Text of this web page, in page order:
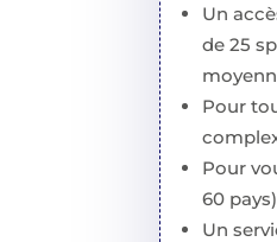
Un
de 25
Pour
Pour
60 pays)
Un